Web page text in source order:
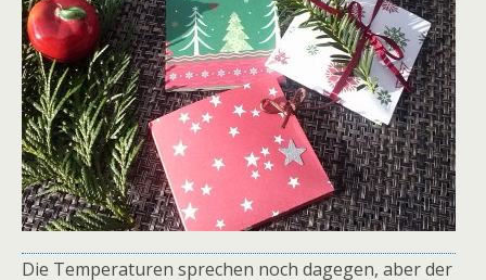
Die Temperaturen sprechen noch dagegen, aber der